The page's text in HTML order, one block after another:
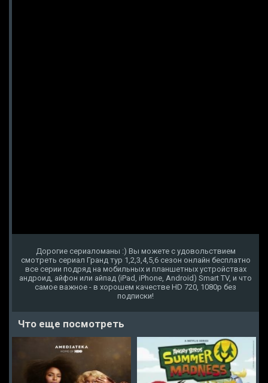
Дорогие сериаломаны :) Вы можете с удовольствием
смотреть сериал Гранд тур 1,2,3,4,5,6 сезон онлайн бесплатно
все серии подряд на мобильных и планшетных устройствах
андроид, айфон или айпад (iPad, iPhone, Android) Smart TV, и что
самое важное - в хорошем качестве HD 720, 1080p без
подписки!
Что еще посмотреть